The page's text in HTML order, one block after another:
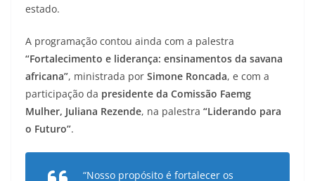
estado.
A programação contou ainda com a palestra
“Fortalecimento e liderança: ensinamentos da savana
africana”, ministrada por Simone Roncada, e com a
participação da presidente da Comissão Faemg
Mulher, Juliana Rezende, na palestra “Liderando para
o Futuro”.
“Nosso propósito é fortalecer os